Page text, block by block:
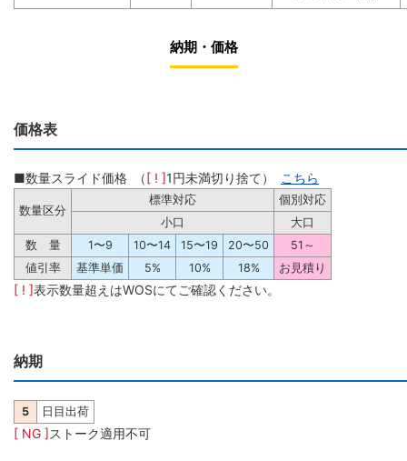
納期・価格
価格表
■数量スライド価格 （[ ! ]1円未満切り捨て） こちら
数量区分
標準対応
個別対応
小口
大口
数 量
1〜9 10〜14 15〜19 20〜50
51～
値引率
基準単価 5% 10% 18% お見積り
[ ! ]表示数量超えはWOSにてご確認ください。
納期
5 日目出荷
[ NG ]ストーク適用不可